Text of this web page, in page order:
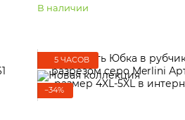
В наличии
5 ЧАСОВ
−34%